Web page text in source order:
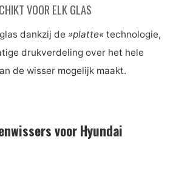
VOOR ELK GLAS
dankzij de»platte« technologie,
drukverdeling over het hele
de wisser mogelijk maakt.
voor Hyundai